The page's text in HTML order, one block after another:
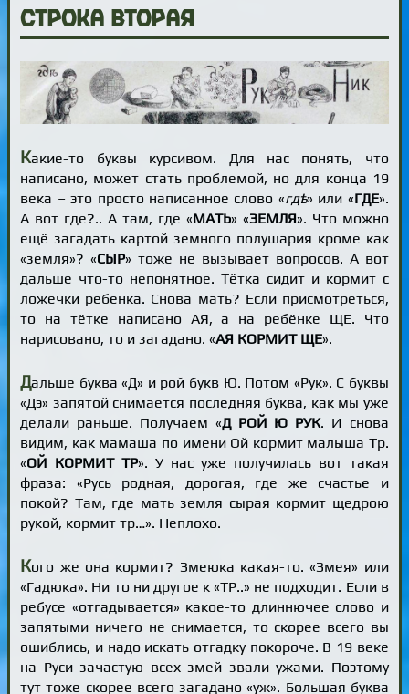
Строка вторая
Какие-то буквы курсивом. Для нас понять, что
написано, может стать проблемой, но для конца 19
века – это просто написанное слово «гдѣ» или «ГДЕ».
А вот где?.. А там, где «МАТЬ» «ЗЕМЛЯ». Что можно
ещё загадать картой земного полушария кроме как
«земля»? «СЫР» тоже не вызывает вопросов. А вот
дальше что-то непонятное. Тётка сидит и кормит с
ложечки ребёнка. Снова мать? Если присмотреться,
то на тётке написано АЯ, а на ребёнке ЩЕ. Что
нарисовано, то и загадано. «АЯ КОРМИТ ЩЕ».
Дальше буква «Д» и рой букв Ю. Потом «Рук». С буквы
«Дэ» запятой снимается последняя буква, как мы уже
делали раньше. Получаем «Д РОЙ Ю РУК. И снова
видим, как мамаша по имени Ой кормит малыша Тр.
«ОЙ КОРМИТ ТР». У нас уже получилась вот такая
фраза: «Русь родная, дорогая, где же счастье и
покой? Там, где мать земля сырая кормит щедрою
рукой, кормит тр…». Неплохо.
Кого же она кормит? Змеюка какая-то. «Змея» или
«Гадюка». Ни то ни другое к «ТР..» не подходит. Если в
ребусе «отгадывается» какое-то длиннючее слово и
запятыми ничего не снимается, то скорее всего вы
ошиблись, и надо искать отгадку покороче. В 19 веке
на Руси зачастую всех змей звали ужами. Поэтому
тут тоже скорее всего загадано «уж». Большая буква